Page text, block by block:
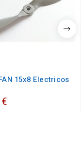
15x8 Electricos